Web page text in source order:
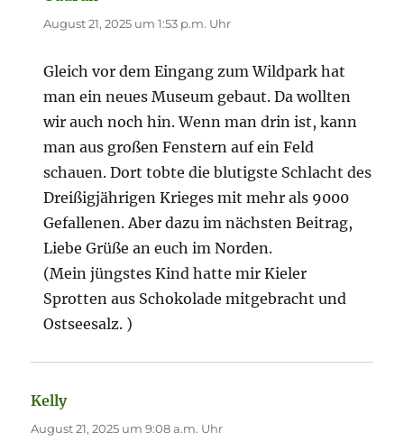
August 21, 2025 um 1:53 p.m. Uhr
Gleich vor dem Eingang zum Wildpark hat
man ein neues Museum gebaut. Da wollten
wir auch noch hin. Wenn man drin ist, kann
man aus großen Fenstern auf ein Feld
schauen. Dort tobte die blutigste Schlacht des
Dreißigjährigen Krieges mit mehr als 9000
Gefallenen. Aber dazu im nächsten Beitrag,
Liebe Grüße an euch im Norden.
(Mein jüngstes Kind hatte mir Kieler
Sprotten aus Schokolade mitgebracht und
Ostseesalz. )
Kellysagt:
August 21, 2025 um 9:08 a.m. Uhr